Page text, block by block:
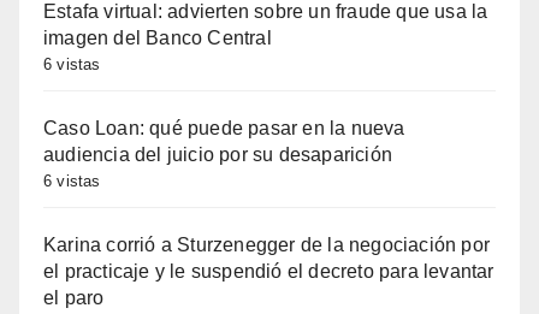
Estafa virtual: advierten sobre un fraude que usa la
imagen del Banco Central
6 vistas
Caso Loan: qué puede pasar en la nueva
audiencia del juicio por su desaparición
6 vistas
Karina corrió a Sturzenegger de la negociación por
el practicaje y le suspendió el decreto para levantar
el paro